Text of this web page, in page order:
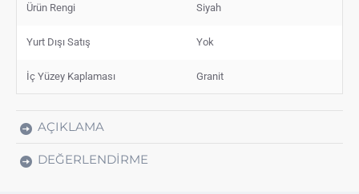
Ürün Rengi Siyah
Yurt Dışı Satış Yok
İç Yüzey Kaplaması Granit
AÇIKLAMA
DEĞERLENDIRME